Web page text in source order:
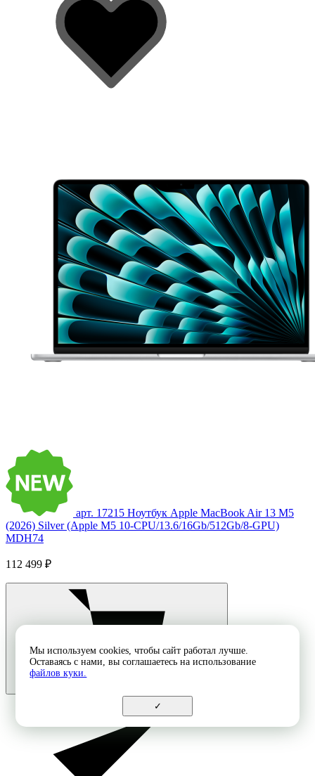
арт. 17215 Ноутбук Apple MacBook Air 13 M5
(2026) Silver (Apple M5 10-CPU/13.6/16Gb/512Gb/8-GPU)
MDH74
112 499 ₽
Мы используем cookies, чтобы сайт работал лучше.
Оставаясь с нами, вы соглашаетесь на использование
файлов куки.
✓